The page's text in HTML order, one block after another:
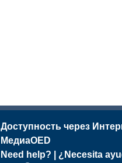
Доступность через
МедиаOED
Need help? | ¿Necesita